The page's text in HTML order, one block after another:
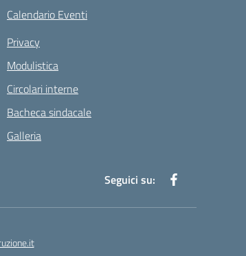
Calendario Eventi
Privacy
Modulistica
Circolari interne
Bacheca sindacale
Galleria
Seguici su: